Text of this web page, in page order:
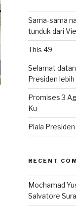
Sama-sama
tunduk dari
This 49
Selamat
Presiden lebih
Promises 3
Ku
Piala
RECENT
Mochamad
Salvatore